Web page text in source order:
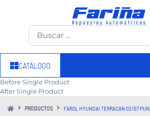
CATÁLOGO
Before Single Product
After Single Product
PRODUCTOS FAROL HYUNDAI TERRACAN 02/07